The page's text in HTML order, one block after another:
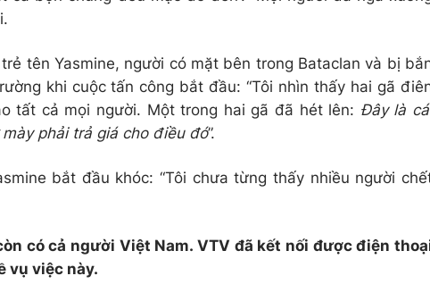
tên Yasmine, người có mặt bên trong Bataclan và bị
khi cuộc tấn công bắt đầu: “Tôi nhìn thấy hai gã
tất cả mọi người. Một trong hai gã đã hét lên: Đây là
phải trả giá cho điều đó”.
bắt đầu khóc: “Tôi chưa từng thấy nhiều người
có cả người Việt Nam. VTV đã kết nối được điện
vụ việc này.